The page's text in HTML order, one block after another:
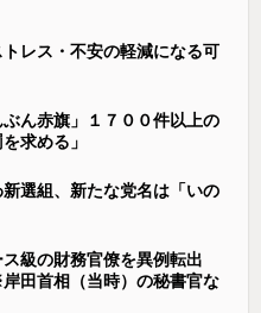
トレス・不安の軽減になる可
ん赤旗」１７００件以上の
求める」
新選組、新たな党名は「いの
ス級の財務官僚を異例転出
田首相（当時）の秘書官な